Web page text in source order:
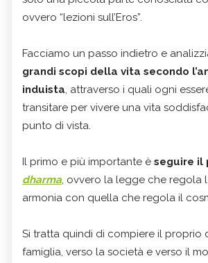
ovvero “lezioni sull’Eros”.
Facciamo un passo indietro e
grandi scopi della vita secondo
induista, attraverso i quali ogni
transitare per vivere una vita
punto di vista.
Il primo e più importante è seguire il
dharma, ovvero la legge che regola
armonia con quella che regola il
Si tratta quindi di compiere il proprio
famiglia, verso la società e verso il